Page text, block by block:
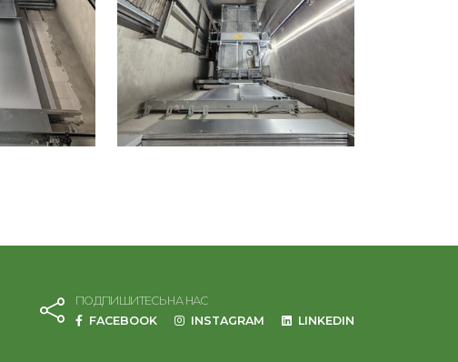
ПОДПИШИТЕСЬ НА НАС
FACEBOOK
INSTAGRAM LINKEDIN